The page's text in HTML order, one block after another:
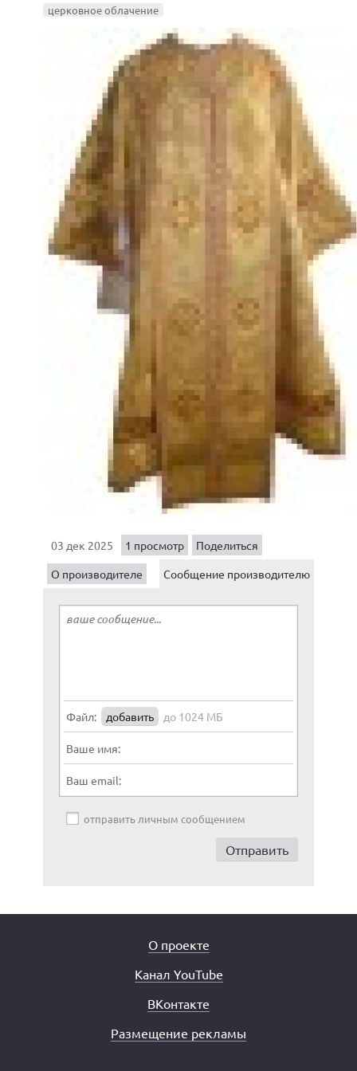
церковное облачение
03 дек 2025 1 просмотр
Поделиться
О производителе
Сообщение производителю
Файл: добавить до 1024 МБ
Ваше имя:
Ваш email:
отправить личным сообщением
О проекте
Канал YouTube
ВКонтакте
Размещение рекламы